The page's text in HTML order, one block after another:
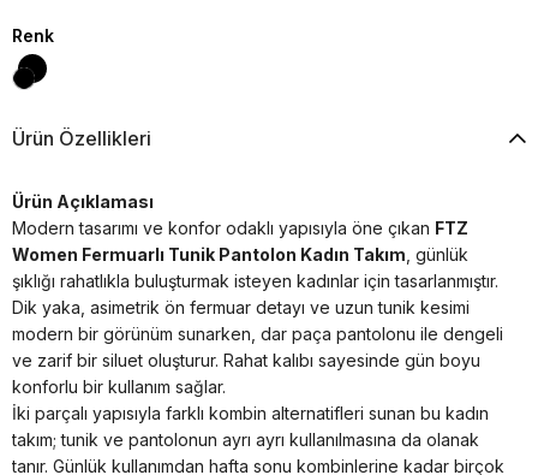
Renk
Ürün Özellikleri
Ürün Açıklaması
Modern tasarımı ve konfor odaklı yapısıyla öne çıkan FTZ
Women Fermuarlı Tunik Pantolon Kadın Takım , günlük
şıklığı rahatlıkla buluşturmak isteyen kadınlar için tasarlanmıştır.
Dik yaka, asimetrik ön fermuar detayı ve uzun tunik kesimi
modern bir görünüm sunarken, dar paça pantolonu ile dengeli
ve zarif bir siluet oluşturur. Rahat kalıbı sayesinde gün boyu
konforlu bir kullanım sağlar.
İki parçalı yapısıyla farklı kombin alternatifleri sunan bu kadın
takım; tunik ve pantolonun ayrı ayrı kullanılmasına da olanak
tanır. Günlük kullanımdan hafta sonu kombinlerine kadar birçok